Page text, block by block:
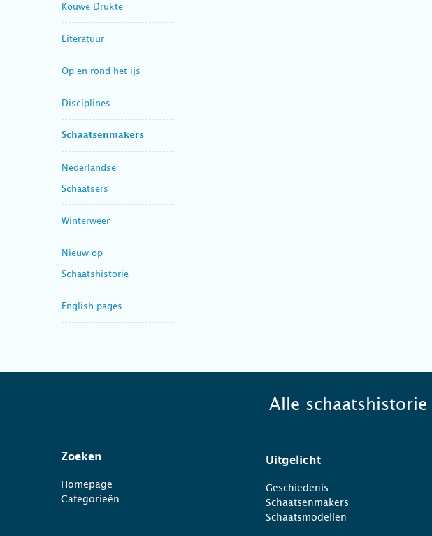
Kouwe Drukte
Literatuur
Op en rond het ijs
Disciplines
Schaatsenmakers
Nederlandse
Schaatsers
Winterweer
Nieuw op
Schaatshistorie
English pages
Alle
Zoeken
Homepage
Categorieën
Uitgelicht
Geschiedenis
Schaatsenmakers
Schaatsmodellen